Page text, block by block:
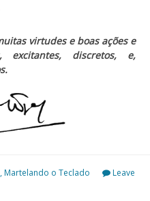
virtudes e boas ações e
excitantes, discretos, e,
, Martelando o Teclado
Leave